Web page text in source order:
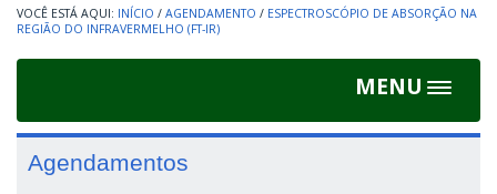
INÍCIO / AGENDAMENTO / ESPECTROSCÓPIO DE ABSORÇÃO NA
REGIÃO DO INFRAVERMELHO (FT-IR)
MENU
Toggle
Agendamentos